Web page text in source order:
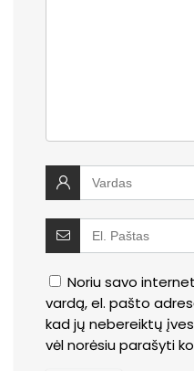
Noriu savo
vardą, el. pašto
kad jų nebereiktų
vėl norėsiu parašyti